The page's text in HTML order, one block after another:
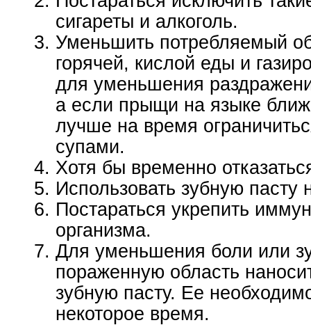
сигареты и алкоголь.
Уменьшить потребляемый
горячей, кислой еды и
для уменьшения
а если прыщи на языке
лучше на время
супами.
Хотя бы временно
Использовать зубную пасту
Постараться укрепить
организма.
Для уменьшения боли или
пораженную область
зубную пасту. Ее
некоторое время.